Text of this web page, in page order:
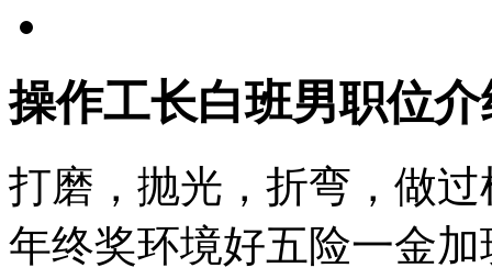
操作工长白班男职位介
打磨，抛光，折弯，做
年终奖环境好五险一金加